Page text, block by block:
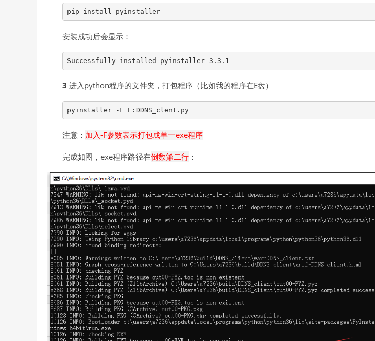
pip install pyinstaller
安装成功后会显示：
Successfully installed pyinstaller-3.3.1
3 进入python程序的文件夹，打包程序（比如我的程序在E盘）
pyinstaller -F E:DDNS_clent.py
注意： 加入-F参数表示打包成单一exe程序
完成如图，exe程序路径在倒数第二行 ：